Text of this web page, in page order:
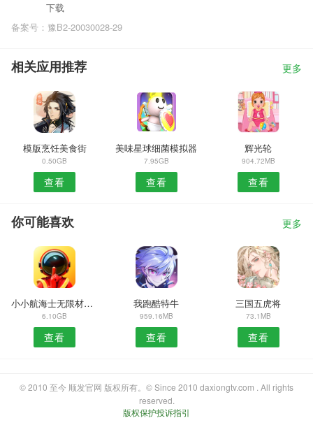
下载
备案号：豫B2-20030028-29
相关应用推荐 更多
模版烹饪美食街
0.50GB
查看
美味星球细菌模拟器
7.95GB
查看
辉光轮
904.72MB
查看
你可能喜欢 更多
小小航海士无限材料免费内购
6.10GB
查看
我跑酷特牛
959.16MB
查看
三国五虎将
73.1MB
查看
© 2010 至今 顺发官网 版权所有。© Since 2010 daxiongtv.com . All rights
reserved.
版权保护投诉指引